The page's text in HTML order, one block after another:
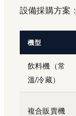
設備採購方案：
機型
飲料機（常
溫/冷藏）
複合販賣機